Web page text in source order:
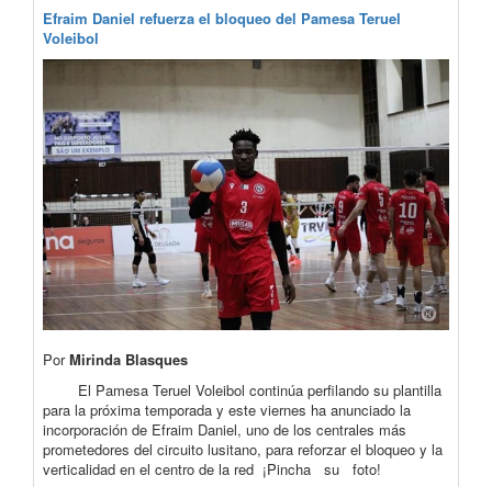
Efraim Daniel refuerza el bloqueo del Pamesa Teruel
Voleibol
PorMirinda Blasques
El Pamesa Teruel Voleibol continúa perfilando su plantilla
para la próxima temporada y este viernes ha anunciado la
incorporación de Efraim Daniel, uno de los centrales más
prometedores del circuito lusitano, para reforzar el bloqueo y la
verticalidad en el centro de la red ¡Pincha su foto!